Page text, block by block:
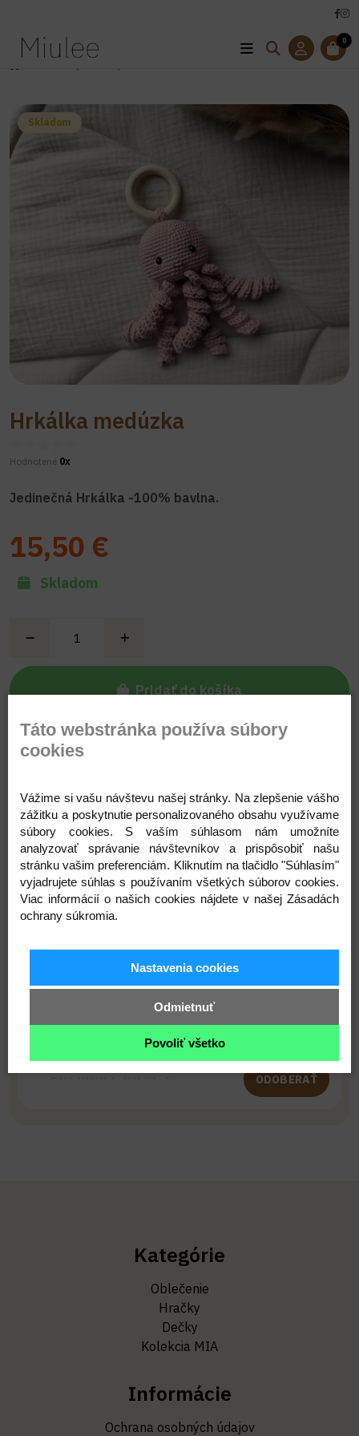
0
Skladom
Hrkálka medúzka
Hodnotené 0x
Jedinečná Hrkálka -100% bavlna.
Skladom
15,50 €
Pridať do košíka
Prihláste sa na odber noviniek
Buďte prvý, kto to vie. Zaregistrujte sa na odber
noviniek ešte dnes
ODOBERAŤ
Kategórie
Oblečenie
Hračky
Dečky
Kolekcia MIA
Informácie
Ochrana osobných údajov
Táto webstránka používa súbory
cookies
Vážime si vašu návštevu našej stránky. Na zlepšenie vášho
zážitku a poskytnutie personalizovaného obsahu využívame
súbory cookies. S vaším súhlasom nám umožníte
analyzovať správanie návštevníkov a prispôsobiť našu
stránku vašim preferenciám. Kliknutím na tlačidlo "Súhlasím"
vyjadrujete súhlas s používaním všetkých súborov cookies.
Viac informácií o našich cookies nájdete v našej Zásadách
ochrany súkromia.
Nastavenia cookies
Odmietnuť
Povoliť všetko